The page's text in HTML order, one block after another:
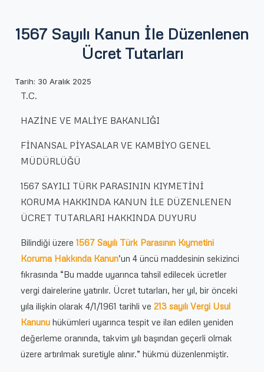
1567 Sayılı Kanun İle Düzenlenen
Ücret Tutarları
Tarih: 30 Aralık 2025
T.C.
HAZİNE VE MALİYE BAKANLIĞI
FİNANSAL PİYASALAR VE KAMBİYO GENEL
MÜDÜRLÜĞÜ
1567 SAYILI TÜRK PARASININ KIYMETİNİ
KORUMA HAKKINDA KANUN İLE DÜZENLENEN
ÜCRET TUTARLARI HAKKINDA DUYURU
Bilindiği üzere 1567 Sayılı Türk Parasının Kıymetini
Koruma Hakkında Kanun’un 4 üncü maddesinin sekizinci
fıkrasında “Bu madde uyarınca tahsil edilecek ücretler
vergi dairelerine yatırılır. Ücret tutarları, her yıl, bir önceki
yıla ilişkin olarak 4/1/1961 tarihli ve 213 sayılı Vergi Usul
Kanunu hükümleri uyarınca tespit ve ilan edilen yeniden
değerleme oranında, takvim yılı başından geçerli olmak
üzere artırılmak suretiyle alınır.” hükmü düzenlenmiştir.